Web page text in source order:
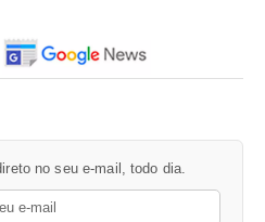
no seu e-mail, todo dia.